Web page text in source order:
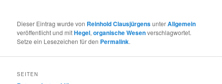
Dieser Eintrag wurde von Reinhold ClausjürgensunterAllgemein
veröffentlicht und mitHegel,organische Wesenverschlagwortet.
Setze ein Lesezeichen für den Permalink.
SEITEN